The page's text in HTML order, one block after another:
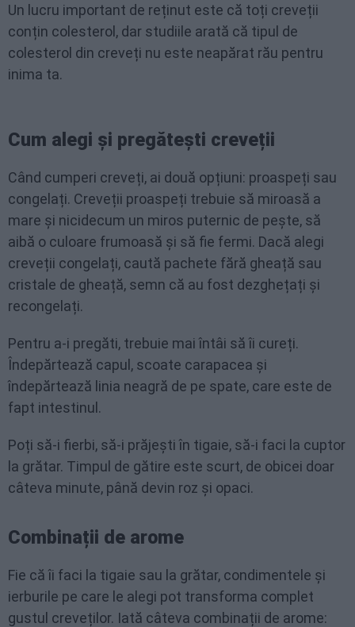
Un lucru important de reținut este că toți creveții
conțin colesterol, dar studiile arată că tipul de
colesterol din creveți nu este neapărat rău pentru
inima ta.
Cum alegi și pregătești creveții
Când cumperi creveți, ai două opțiuni: proaspeți sau
congelați. Creveții proaspeți trebuie să miroasă a
mare și nicidecum un miros puternic de pește, să
aibă o culoare frumoasă și să fie fermi. Dacă alegi
creveții congelați, caută pachete fără gheață sau
cristale de gheață, semn că au fost dezghețați și
recongelați.
Pentru a-i pregăti, trebuie mai întâi să îi cureți.
Îndepărtează capul, scoate carapacea și
îndepărtează linia neagră de pe spate, care este de
fapt intestinul.
Poți să-i fierbi, să-i prăjești în tigaie, să-i faci la cuptor
la grătar. Timpul de gătire este scurt, de obicei doar
câteva minute, până devin roz și opaci.
Combinații de arome
Fie că îi faci la tigaie sau la grătar, condimentele și
ierburile pe care le alegi pot transforma complet
gustul creveților. Iată câteva combinații de arome: